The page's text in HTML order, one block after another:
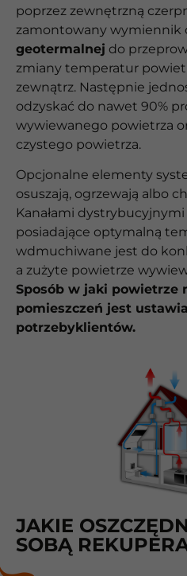
poprzez zewnętrzną
zamontowany wymiennik
geotermalnej do
zmiany temperatur
zewnątrz. Następnie
odzyskać do nawet 90%
wywiewanego powietrza
czystego powietrza.
Opcjonalne elementy
osuszają, ogrzewają albo
Kanałami
posiadające optymalną
wdmuchiwane jest do
a zużyte powietrze
Sposób w jaki powietrze
pomieszczeń jest
potrzebyklientów.
JAKIE
SOBĄ